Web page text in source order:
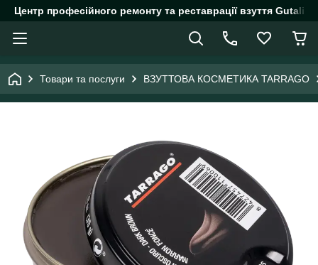
Центр професійного ремонту та реставрації взуття
Товари та послуги ВЗУТТОВА КОСМЕТИКА TARRAGO